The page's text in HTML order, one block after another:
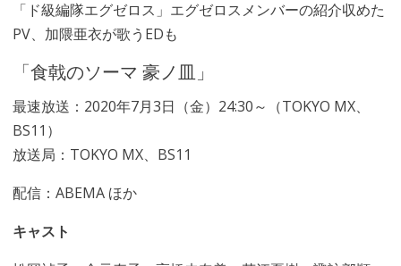
「ド級編隊エグゼロス」エグゼロスメンバーの紹介収めた
PV、加隈亜衣が歌うEDも
「食戟のソーマ 豪ノ皿」
最速放送：2020年7月3日（金）24:30～（TOKYO MX、
BS11）
放送局：TOKYO MX、BS11
配信：ABEMA ほか
キャスト